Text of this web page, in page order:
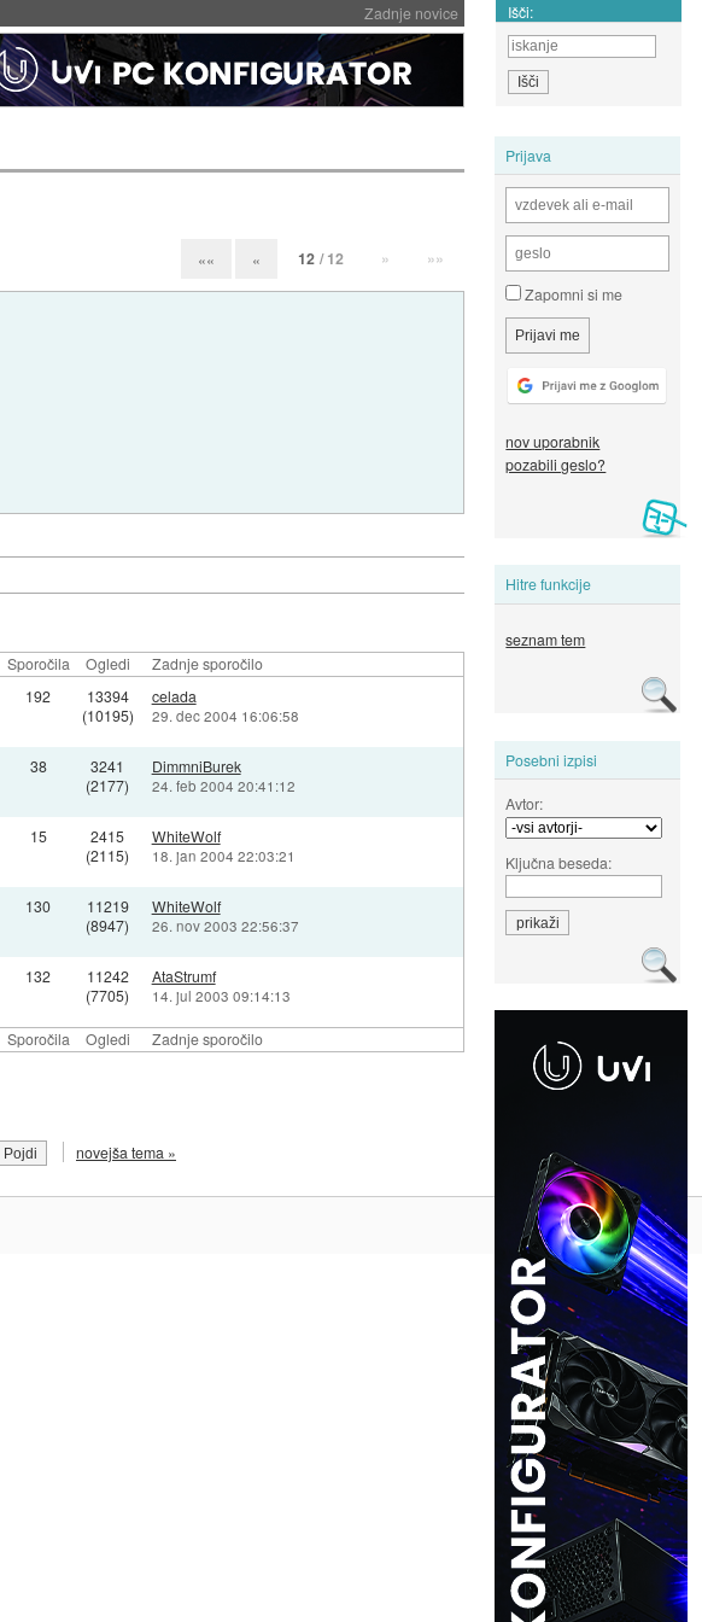
Zadnje novice Išči:
Prijava
Zapomni si me
nov uporabnik
pozabili geslo?
Hitre funkcije
seznam tem
Posebni izpisi
Avtor:
Ključna beseda:
«« « 12 / 12 » »»
Sporočila Ogledi Zadnje sporočilo
Sporočila Ogledi Zadnje sporočilo
192
13394
(10195)
celada
29. dec 2004 16:06:58
38
3241
(2177)
DimmniBurek
24. feb 2004 20:41:12
15
2415
(2115)
WhiteWolf
18. jan 2004 22:03:21
130
11219
(8947)
WhiteWolf
26. nov 2003 22:56:37
132
11242
(7705)
AtaStrumf
14. jul 2003 09:14:13
novejša tema »
Na vrh ^